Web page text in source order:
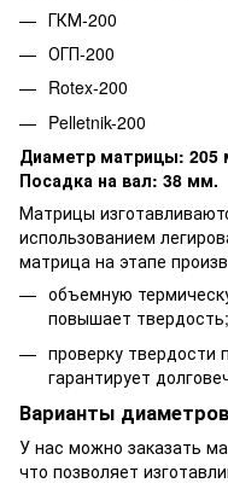
ГКМ-200
ОГП-200
Rotex-200
Pelletnik-200
Диаметр матрицы: 205
Посадка на вал: 38 мм.
Матрицы
использованием
матрица на этапе
объемную
повышает твердость;
проверку твердости
гарантирует
Варианты
У нас можно заказать
что позволяет